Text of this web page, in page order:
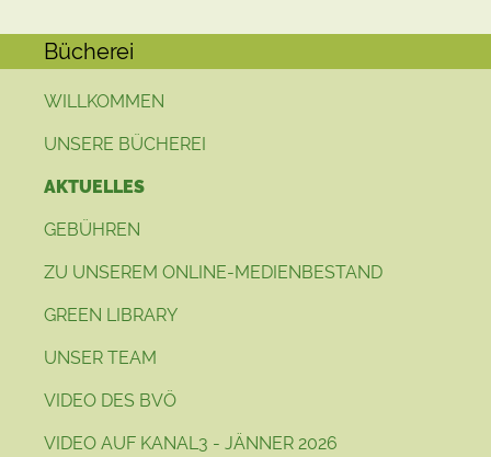
Bücherei
WILLKOMMEN
UNSERE BÜCHEREI
AKTUELLES
GEBÜHREN
ZU UNSEREM ONLINE-MEDIENBESTAND
GREEN LIBRARY
UNSER TEAM
VIDEO DES BVÖ
VIDEO AUF KANAL3 - JÄNNER 2026